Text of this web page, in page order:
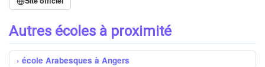
Autres écoles à proximité
école Arabesques à Angers